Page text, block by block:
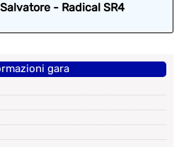
- Radical SR4
gara